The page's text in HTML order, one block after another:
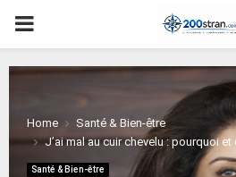
PRIMARY
MENU
Home
Santé & Bien-être
J’ai mal au cuir chevelu : pourquoi
Santé & Bien-être